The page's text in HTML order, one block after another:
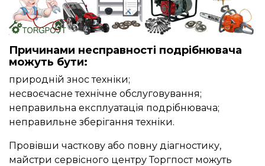
Причинами несправності подрібнювача
можуть бути:
природній знос техніки;
несвоєчасне технічне обслуговування;
неправильна експлуатація подрібнювача;
неправильне зберігання техніки.
Провівши часткову або повну діагностику,
майстри сервісного центру Торгпост можуть